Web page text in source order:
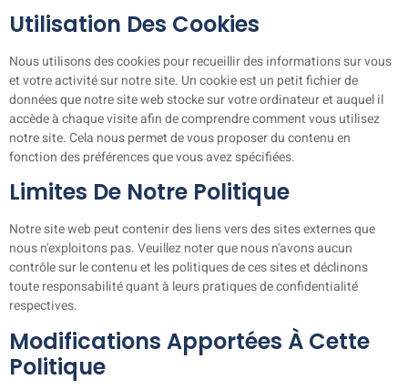
Utilisation Des Cookies
Nous utilisons des cookies pour recueillir des informations sur vous
et votre activité sur notre site. Un cookie est un petit fichier de
données que notre site web stocke sur votre ordinateur et auquel il
accède à chaque visite afin de comprendre comment vous utilisez
notre site. Cela nous permet de vous proposer du contenu en
fonction des préférences que vous avez spécifiées.
Limites De Notre Politique
Notre site web peut contenir des liens vers des sites externes que
nous n'exploitons pas. Veuillez noter que nous n'avons aucun
contrôle sur le contenu et les politiques de ces sites et déclinons
toute responsabilité quant à leurs pratiques de confidentialité
respectives.
Modifications Apportées À Cette
Politique